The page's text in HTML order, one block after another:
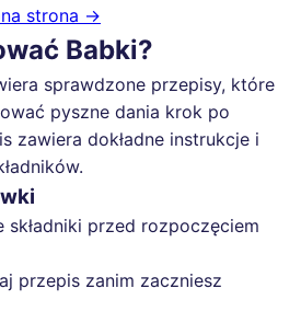
strona →
Babki?
sprawdzone przepisy, które
pyszne dania krok po
zawiera dokładne instrukcje i
przed rozpoczęciem
przepis zanim zaczniesz